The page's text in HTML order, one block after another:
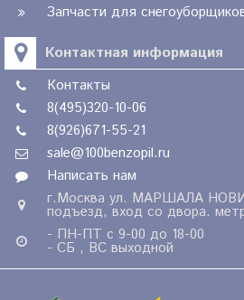
Запчасти для
Контактная информация
Контакты
8(495)320-10-06
8(926)671-55-21
sale@100benzopil.ru
Написать нам
г.Москва ул. МАРШАЛА
подъезд, вход со двора.
- ПН-ПТ с 9-00 до 18-00
- СБ , ВС выходной